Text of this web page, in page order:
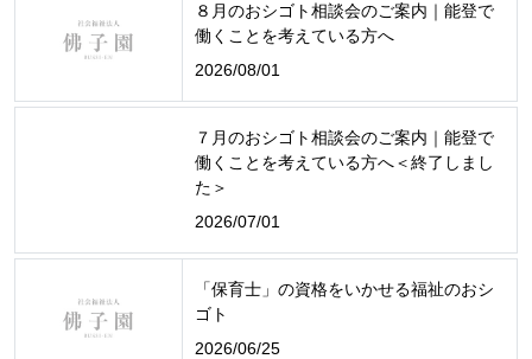
８月のおシゴト相談会のご案内｜能登で
働くことを考えている方へ
2026/08/01
７月のおシゴト相談会のご案内｜能登で
働くことを考えている方へ＜終了しまし
た＞
2026/07/01
「保育士」の資格をいかせる福祉のおシ
ゴト
2026/06/25